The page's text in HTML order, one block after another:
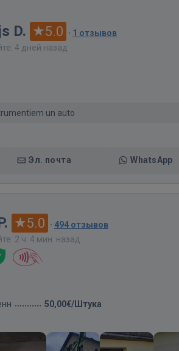
D. 5.0 · 1 отзывов
4 дней назад
un auto
Эл. почта WhatsApp
5.0 · 494 отзывов
2 ч. 4 мин. назад
50,00€/Штука